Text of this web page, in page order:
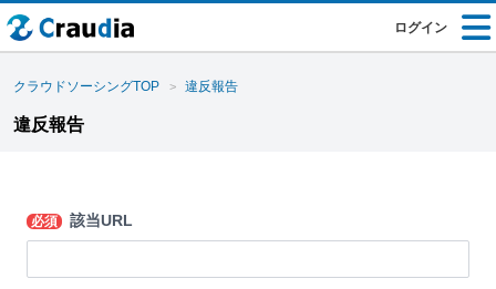
ログイン
クラウドソーシングTOP 違反報告
違反報告
必須 該当URL